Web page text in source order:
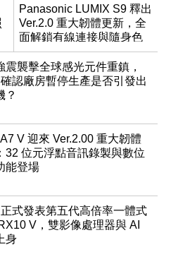
Panasonic LUMIX S9 釋出
Ver.2.0 重大韌體更新，全
面解鎖有線連接與隨身色
調編輯
震襲擊全球感光元件重鎮，
認廠房暫停生產是否引發出
？
V 迎來 Ver.2.00 重大韌體
32 位元浮點音訊錄製與數位
能登場
式發表第五代高倍率一體式
V，雙影像處理器與 AI
身